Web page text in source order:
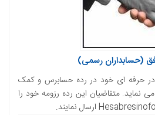
(حسابداران رسمی)
حرفه ای خود در رده حسابرس و کمک
متقاضیان این رده رزومه خود را